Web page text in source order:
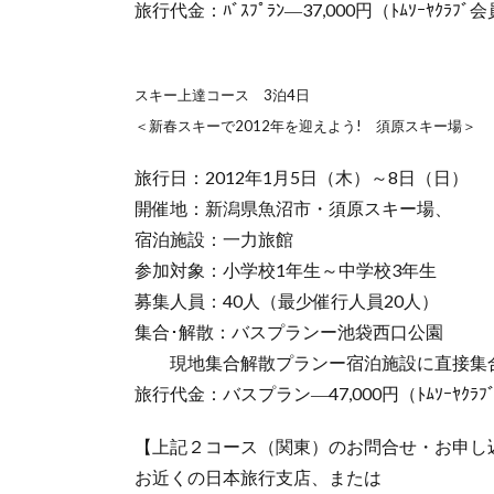
旅行代金：ﾊﾞｽﾌﾟﾗﾝ―37,000円（ﾄﾑｿｰﾔｸﾗﾌ
スキー上達コース 3泊4日
＜新春スキーで2012年を迎えよう! 須原スキー場＞
旅行日：2012年1月5日（木）～8日（日）
開催地：新潟県魚沼市・須原スキー場、
宿泊施設：一力旅館
参加対象：小学校1年生～中学校3年生
募集人員：40人（最少催行人員20人）
集合･解散：バスプランー池袋西口公園
現地集合解散プランー宿泊施設に直接集
旅行代金：バスプラン―47,000円（ﾄﾑｿｰﾔｸﾗﾌﾞ
【上記２コース（関東）のお問合せ・お申し
お近くの日本旅行支店、または